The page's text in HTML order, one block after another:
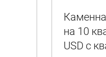
на 10
USD с